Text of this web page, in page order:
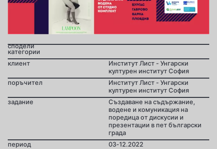
сподели
категории
клиент
Институт Лист - Унгарски
културен институт София
поръчител
Институт Лист - Унгарски
културен институт София
задание
Създаване на съдържание,
водене и комуникация на
поредица от дискусии и
презентации в пет български
града
период
03-12.2022